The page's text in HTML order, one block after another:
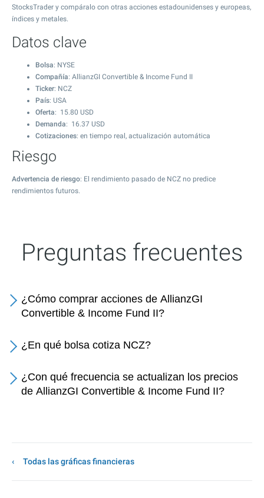
StocksTrader y compáralo con otras acciones estadounidenses y europeas,
índices y metales.
Datos clave
Bolsa: NYSE
Compañía: AllianzGI Convertible & Income Fund II
Ticker: NCZ
País: USA
Oferta: 15.80 USD
Demanda: 16.37 USD
Cotizaciones: en tiempo real, actualización automática
Riesgo
Advertencia de riesgo: El rendimiento pasado de NCZ no predice
rendimientos futuros.
Preguntas frecuentes
¿Cómo comprar acciones de AllianzGI
Convertible & Income Fund II?
¿En qué bolsa cotiza NCZ?
¿Con qué frecuencia se actualizan los precios
de AllianzGI Convertible & Income Fund II?
Todas las gráficas financieras